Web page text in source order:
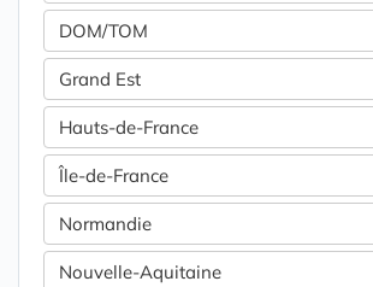
DOM/TOM
Grand Est
Hauts-de-France
Île-de-France
Normandie
Nouvelle-Aquitaine